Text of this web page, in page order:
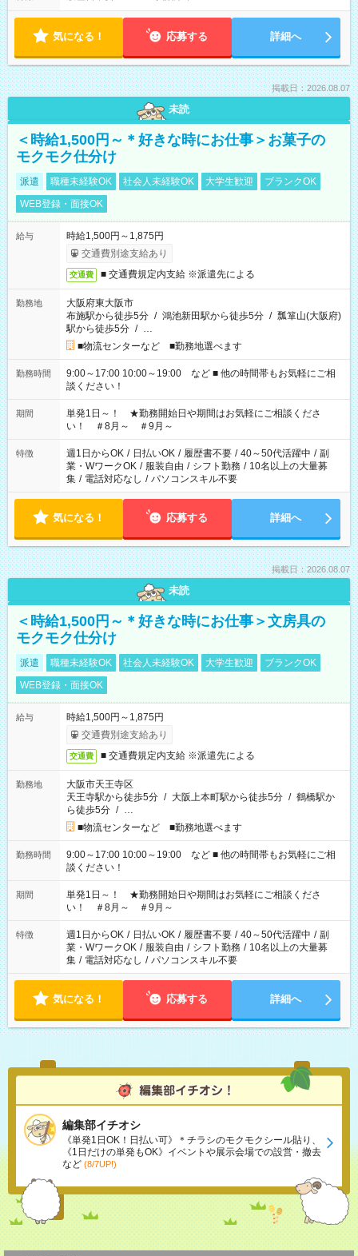
気になる！ 応募する 詳細へ
掲載日：2026.08.07
未読
＜時給1,500円～＊好きな時にお仕事＞お菓子の
モクモク仕分け
派遣 職種未経験OK 社会人未経験OK 大学生歓迎
ブランクOK
WEB登録・面接OK
給与
時給1,500円～1,875円
交通費別途支給あり
交通費 ■ 交通費規定内支給 ※派遣先による
勤務地
大阪府東大阪市
布施駅から徒歩5分 / 鴻池新田駅から徒歩5分 / 瓢箪山(大阪府)
駅から徒歩5分 / …
■物流センターなど ■勤務地選べます
勤務時間
9:00～17:00 10:00～19:00 など ■ 他の時間帯もお気軽にご相
談ください！
期間
単発1日～！ ★勤務開始日や期間はお気軽にご相談くださ
い！ ＃8月～ ＃9月～
特徴 週1日からOK / 日払いOK / 履歴書不要 / 40～50代活躍中 / 副
業・WワークOK / 服装自由 / シフト勤務 / 10名以上の大量募
集 / 電話対応なし / パソコンスキル不要
気になる！ 応募する 詳細へ
掲載日：2026.08.07
未読
＜時給1,500円～＊好きな時にお仕事＞文房具の
モクモク仕分け
派遣 職種未経験OK 社会人未経験OK 大学生歓迎
ブランクOK
WEB登録・面接OK
給与
時給1,500円～1,875円
交通費別途支給あり
交通費 ■ 交通費規定内支給 ※派遣先による
勤務地
大阪市天王寺区
天王寺駅から徒歩5分 / 大阪上本町駅から徒歩5分 / 鶴橋駅か
ら徒歩5分 / …
■物流センターなど ■勤務地選べます
勤務時間
9:00～17:00 10:00～19:00 など ■ 他の時間帯もお気軽にご相
談ください！
期間
単発1日～！ ★勤務開始日や期間はお気軽にご相談くださ
い！ ＃8月～ ＃9月～
特徴 週1日からOK / 日払いOK / 履歴書不要 / 40～50代活躍中 / 副
業・WワークOK / 服装自由 / シフト勤務 / 10名以上の大量募
集 / 電話対応なし / パソコンスキル不要
気になる！ 応募する 詳細へ
編集部イチオシ
《単発1日OK！日払い可》＊チラシのモクモクシール貼り、
《1日だけの単発もOK》イベントや展示会場での設営・撤去
など (8/7UP!)